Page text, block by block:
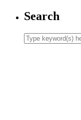
Search